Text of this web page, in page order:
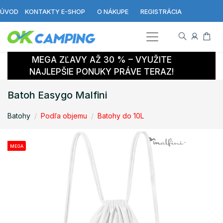
ÚVOD KONTAKTY E-SHOP O NÁKUPE REGISTRÁCIA
MEGA ZĽAVY AŽ 30 % – VYUŽITE
NAJLEPŠIE PONUKY PRÁVE TERAZ!
Batoh Easygo Malfini
Batohy Podľa objemu Batohy do 10L
MEGA